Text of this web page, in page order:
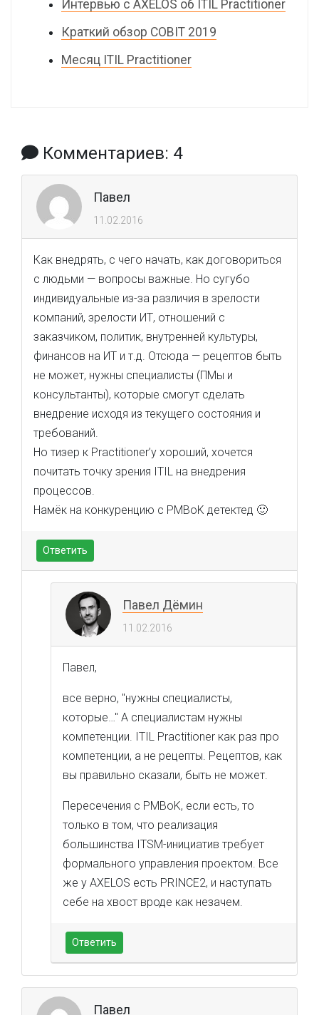
Интервью с AXELOS об ITIL Practitioner
Краткий обзор COBIT 2019
Месяц ITIL Practitioner
Комментариев: 4
Павел
11.02.2016
Как внедрять, с чего начать, как договориться
с людьми — вопросы важные. Но сугубо
индивидуальные из-за различия в зрелости
компаний, зрелости ИТ, отношений с
заказчиком, политик, внутренней культуры,
финансов на ИТ и т.д. Отсюда — рецептов быть
не может, нужны специалисты (ПМы и
консультанты), которые смогут сделать
внедрение исходя из текущего состояния и
требований.
Но тизер к Practitioner’у хороший, хочется
почитать точку зрения ITIL на внедрения
процессов.
Намёк на конкуренцию с PMBoK детектед 🙂
Ответить
Павел Дёмин
11.02.2016
Павел,
все верно, "нужны специалисты,
которые…" А специалистам нужны
компетенции. ITIL Practitioner как раз про
компетенции, а не рецепты. Рецептов, как
вы правильно сказали, быть не может.
Пересечения с PMBoK, если есть, то
только в том, что реализация
большинства ITSM-инициатив требует
формального управления проектом. Все
же у AXELOS есть PRINCE2, и наступать
себе на хвост вроде как незачем.
Ответить
Павел